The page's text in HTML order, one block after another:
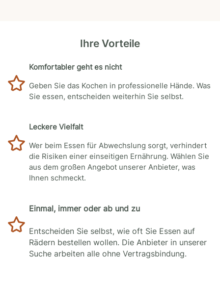
Ihre Vorteile
Komfortabler geht es nicht
Geben Sie das Kochen in professionelle Hände. Was
Sie essen, entscheiden weiterhin Sie selbst.
Leckere Vielfalt
Wer beim Essen für Abwechslung sorgt, verhindert
die Risiken einer einseitigen Ernährung. Wählen Sie
aus dem großen Angebot unserer Anbieter, was
Ihnen schmeckt.
Einmal, immer oder ab und zu
Entscheiden Sie selbst, wie oft Sie Essen auf
Rädern bestellen wollen. Die Anbieter in unserer
Suche arbeiten alle ohne Vertragsbindung.